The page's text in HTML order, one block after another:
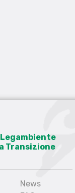
Transizione
News